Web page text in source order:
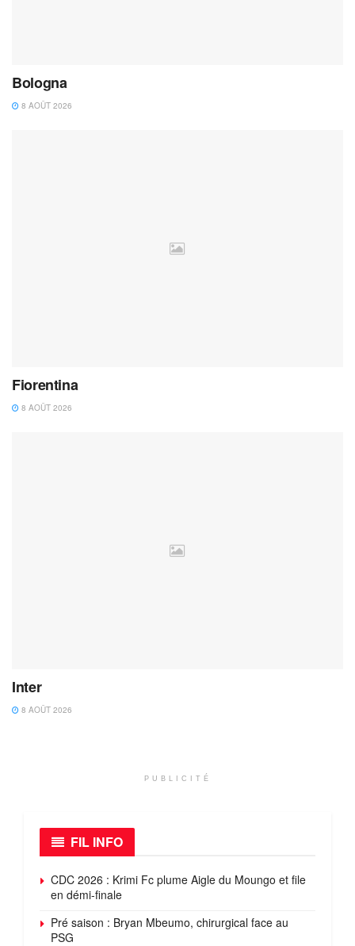
Bologna
8 AOÛT 2026
Fiorentina
8 AOÛT 2026
Inter
8 AOÛT 2026
PUBLICITÉ
FIL INFO
CDC 2026 : Krimi Fc plume Aigle du Moungo et file
en démi-finale
Pré saison : Bryan Mbeumo, chirurgical face au
PSG